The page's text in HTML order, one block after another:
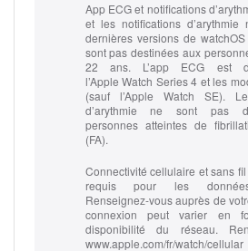
App ECG et notifications
et les notifications d’arythmie
dernières versions de
sont pas destinées aux
22 ans. L’app ECG est
l’Apple Watch Series 4 et les
(sauf l’Apple Watch SE).
d’arythmie ne sont pas
personnes atteintes de
(FA).
Connectivité cellulaire et sans fil
requis pour les
Renseignez-vous auprès de
connexion peut varier en
disponibilité du réseau.
www.apple.com/fr/watch/